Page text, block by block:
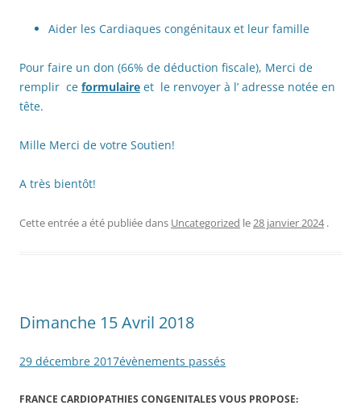
Aider les Cardiaques congénitaux et leur famille
Pour faire un don (66% de déduction fiscale), Merci de
remplir ce formulaire et le renvoyer à l’ adresse notée en
tête.
Mille Merci de votre Soutien!
A très bientôt!
Cette entrée a été publiée dans Uncategorized le28 janvier 2024 .
Dimanche 15 Avril 2018
29 décembre 2017évènements passés
FRANCE CARDIOPATHIES CONGENITALES VOUS PROPOSE: